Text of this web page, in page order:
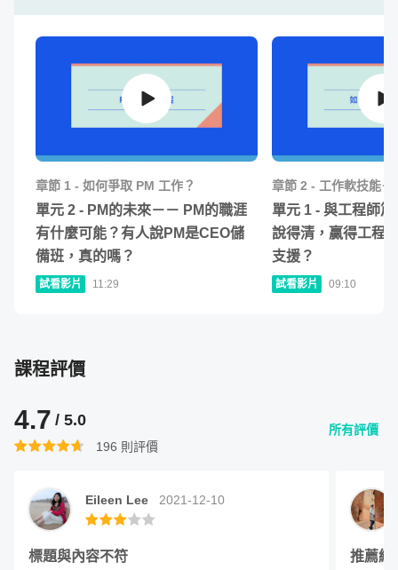
我是 Evonne Tsai，十年產品經理經驗，現
人氣作家及講師，於經理人、數位時代、商
周、Cheers快樂工作人等網路媒體均有專
欄，對 PM 以及產業的關鍵 Know-how有一
套自己的獨門思維與方法。
我的經歷橫跨新創專案經理、華碩產品經理、外商北亞產品
廣大迴響，諸如：
登於經理人、Cheers快樂工作人等媒體)、
一次面試的震撼
媒體)、
(刊登於經理
人、吐納商業評論等媒體)，幫助了許多想成為PM的人。我
個角色，以業界角度，深度分析產品經理全貌。在今年也出
章節 1 - 如何爭取 PM 工作？
單元 2 - PM的未來－－ PM的職涯
有什麼可能？有人說PM是CEO儲
備班，真的嗎？
試看影片 11:29
章節 2 - 工作軟技能－
單元 1 - 與工程師
說得清，贏得工程
支援？
試看影片 09:10
課程評價
4.7 / 5.0
196 則評價
所有評價
Eileen Lee 2021-12-10
標題與內容不符
推薦給